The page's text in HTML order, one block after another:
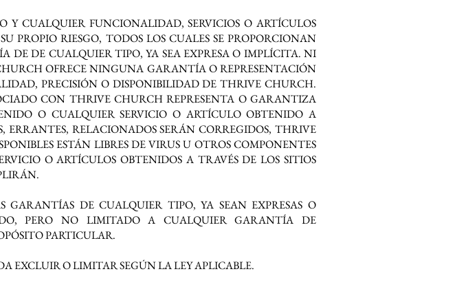
CUALQUIER FUNCIONALIDAD, SERVICIOS O ARTÍCULOS
PROPIO RIESGO, TODOS LOS CUALES SE PROPORCIONAN
DE CUALQUIER TIPO, YA SEA EXPRESA O IMPLÍCITA. NI
OFRECE NINGUNA GARANTÍA O REPRESENTACIÓN
PRECISIÓN O DISPONIBILIDAD DE THRIVE CHURCH.
CON THRIVE CHURCH REPRESENTA O GARANTIZA
O CUALQUIER SERVICIO O ARTÍCULO OBTENIDO A
ERRANTES, RELACIONADOS SERÁN CORREGIDOS, THRIVE
ESTÁN LIBRES DE VIRUS U OTROS COMPONENTES
O ARTÍCULOS OBTENIDOS A TRAVÉS DE LOS SITIOS
DE CUALQUIER TIPO, YA SEAN EXPRESAS O
PERO NO LIMITADO A CUALQUIER GARANTÍA DE
PARTICULAR.
EXCLUIR O LIMITAR SEGÚN LA LEY APLICABLE.